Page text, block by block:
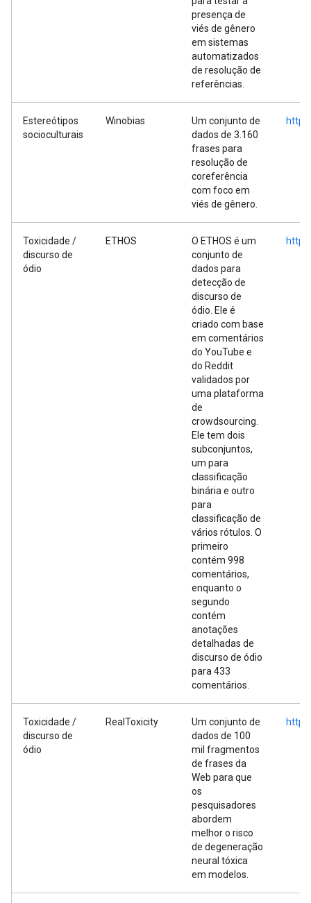
presença de
viés de gênero
em sistemas
automatizados
de resolução de
referências.
Estereótipos
socioculturais
Winobias
Um conjunto de
dados de 3.160
frases para
resolução de
coreferência
com foco em
viés de gênero.
Toxicidade /
discurso de
ódio
ETHOS
O ETHOS é um
conjunto de
dados para
detecção de
discurso de
ódio. Ele é
criado com base
em comentários
do YouTube e
do Reddit
validados por
uma plataforma
de
crowdsourcing.
Ele tem dois
subconjuntos,
um para
classificação
binária e outro
para
classificação de
vários rótulos. O
primeiro
contém 998
comentários,
enquanto o
segundo
contém
anotações
detalhadas de
discurso de ódio
para 433
comentários.
Toxicidade /
discurso de
ódio
RealToxicity
Um conjunto de
dados de 100
mil fragmentos
de frases da
Web para que
os
pesquisadores
abordem
melhor o risco
de degeneração
neural tóxica
em modelos.